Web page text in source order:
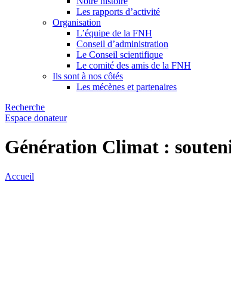
Les rapports d’activité
Organisation
L’équipe de la FNH
Conseil d’administration
Le Conseil scientifique
Le comité des amis de la FNH
Ils sont à nos côtés
Les mécènes et partenaires
Recherche
Espace donateur
Génération Climat :
Accueil